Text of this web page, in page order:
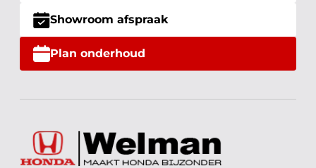
Showroom afspraak
Plan onderhoud